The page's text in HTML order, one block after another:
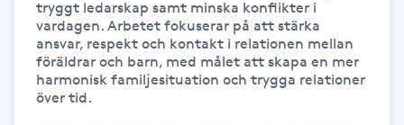
Gellack
Gellack med förstärkning
tryggt ledarskap samt minska konflikter i
vardagen. Arbetet fokuserar på att stärka
ansvar, respekt och kontakt i relationen mellan
föräldrar och barn, med målet att skapa en mer
harmonisk familjesituation och trygga relationer
över tid.